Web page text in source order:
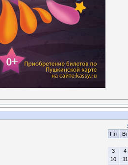
Пн
Вт
3
4
10
11